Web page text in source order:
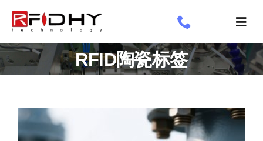
容
切
换
导
航
了解我们
应用领域
RFID陶瓷标签